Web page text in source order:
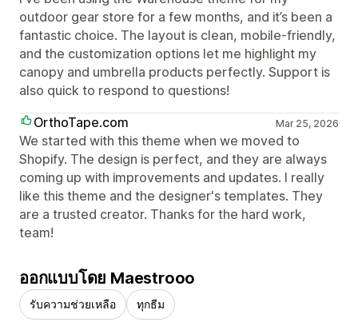
outdoor gear store for a few months, and it’s been a
fantastic choice. The layout is clean, mobile-friendly,
and the customization options let me highlight my
canopy and umbrella products perfectly. Support is
also quick to respond to questions!
OrthoTape.com
Mar 25, 2026
We started with this theme when we moved to
Shopify. The design is perfect, and they are always
coming up with improvements and updates. I really
like this theme and the designer's templates. They
are a trusted creator. Thanks for the hard work,
team!
ออกแบบโดย Maestrooo
รับความช่วยเหลือ ทุกธีม